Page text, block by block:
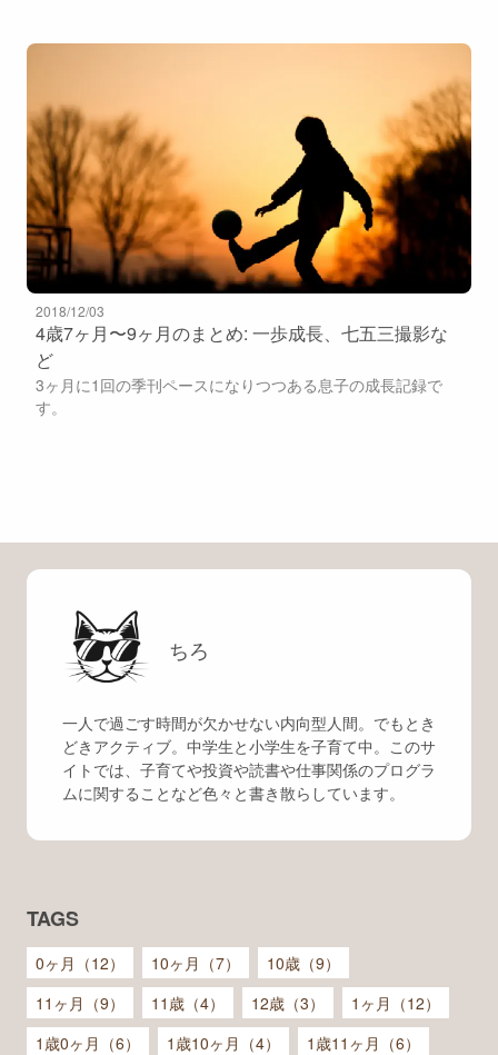
2018/12/03
4歳7ヶ月〜9ヶ月のまとめ: 一歩成長、七五三撮影な
ど
3ヶ月に1回の季刊ペースになりつつある息子の成長記録で
す。
ちろ
一人で過ごす時間が欠かせない内向型人間。でもとき
どきアクティブ。中学生と小学生を子育て中。このサ
イトでは、子育てや投資や読書や仕事関係のプログラ
ムに関することなど色々と書き散らしています。
TAGS
0ヶ月（12） 10ヶ月（7）
10歳（9）
11ヶ月（9）
11歳（4） 12歳（3）
1ヶ月（12）
1歳0ヶ月（6）
1歳10ヶ月（4）
1歳11ヶ月（6）